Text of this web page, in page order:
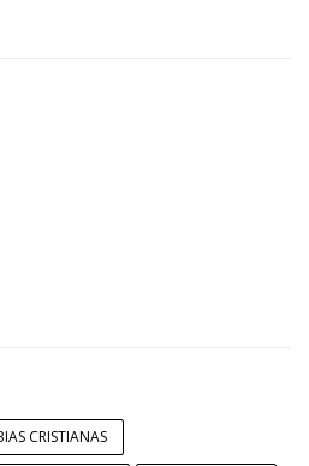
CRISTIANAS